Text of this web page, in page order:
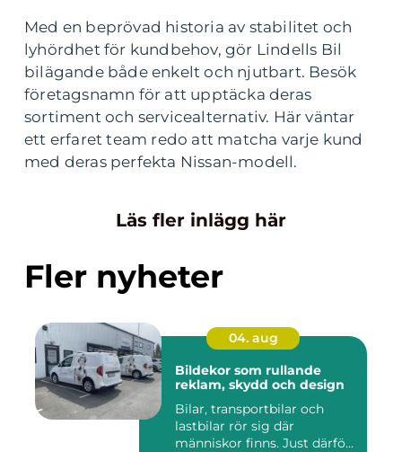
Med en beprövad historia av stabilitet och
lyhördhet för kundbehov, gör Lindells Bil
bilägande både enkelt och njutbart. Besök
företagsnamn för att upptäcka deras
sortiment och servicealternativ. Här väntar
ett erfaret team redo att matcha varje kund
med deras perfekta Nissan-modell.
Läs fler inlägg här
Fler nyheter
04. aug
Bildekor som rullande
reklam, skydd och design
Bilar, transportbilar och
lastbilar rör sig där
människor finns. Just därfö...